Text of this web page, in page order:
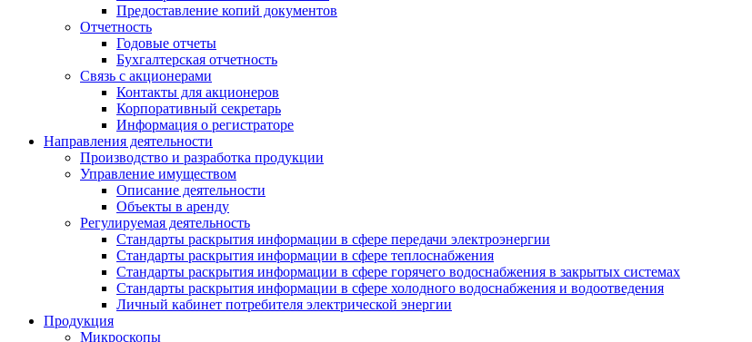
Предоставление копий документов
Отчетность
Годовые отчеты
Бухгалтерская отчетность
Связь с акционерами
Контакты для акционеров
Корпоративный секретарь
Информация о регистраторе
Направления деятельности
Производство и разработка продукции
Управление имуществом
Описание деятельности
Объекты в аренду
Регулируемая деятельность
Стандарты раскрытия информации в сфере передачи электроэнергии
Стандарты раскрытия информации в сфере теплоснабжения
Стандарты раскрытия информации в сфере горячего водоснабжения в закрытых системах
Стандарты раскрытия информации в сфере холодного водоснабжения и водоотведения
Личный кабинет потребителя электрической энергии
Продукция
Микроскопы